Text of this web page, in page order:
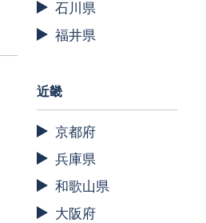
石川県
福井県
近畿
京都府
兵庫県
和歌山県
大阪府